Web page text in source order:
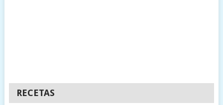
RECETAS